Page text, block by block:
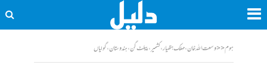
ہوم<<وسعت اللہ خان، مہلک ہتھیار، کشمیر، پیلٹ گن، ہندوستان، گولیاں